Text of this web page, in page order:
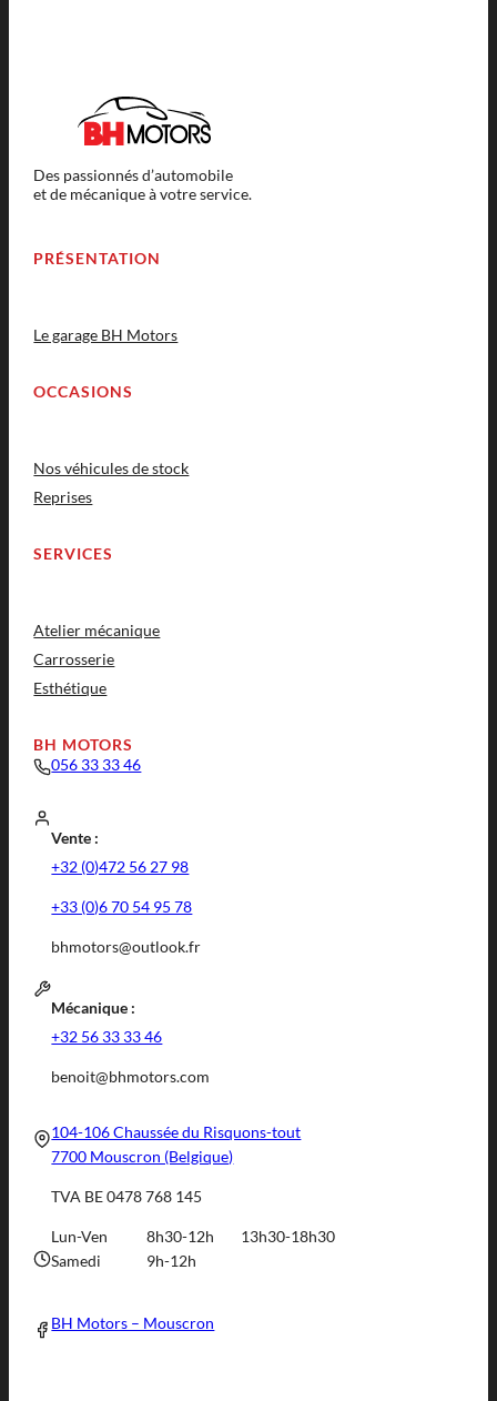
Des passionnés d’automobile
et de mécanique à votre service.
PRÉSENTATION
Le garage BH Motors
OCCASIONS
Nos véhicules de stock
Reprises
SERVICES
Atelier mécanique
Carrosserie
Esthétique
BH MOTORS
056 33 33 46
Vente :
+32 (0)472 56 27 98
+33 (0)6 70 54 95 78
bhmotors@outlook.fr
Mécanique :
+32 56 33 33 46
benoit@bhmotors.com
104-106 Chaussée du Risquons-tout
7700 Mouscron (Belgique)
TVA BE 0478 768 145
Lun-Ven 8h30-12h
13h30-18h30
Samedi
9h-12h
BH Motors – Mouscron